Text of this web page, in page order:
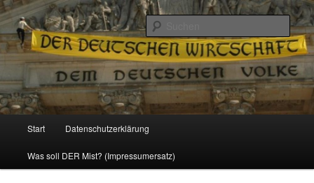
Reizzentrum
Politik, Wirtschaft, Soziales und Gesellschaft
Zum
Inhalt
Zum
sekundären
Start Datenschutzerklärung
Was soll DER Mist? (Impressumersatz)